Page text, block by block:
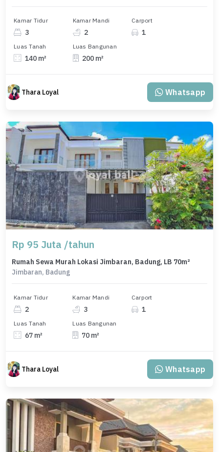
Kamar Tidur
3
Kamar Mandi
2
Carport
1
Luas Tanah
140 m²
Luas Bangunan
200 m²
Thara Loyal Whatsapp
Rp 95 Juta /tahun
Rumah Sewa Murah Lokasi Jimbaran, Badung, LB 70m²
Jimbaran, Badung
Kamar Tidur
2
Kamar Mandi
3
Carport
1
Luas Tanah
67 m²
Luas Bangunan
70 m²
Thara Loyal Whatsapp